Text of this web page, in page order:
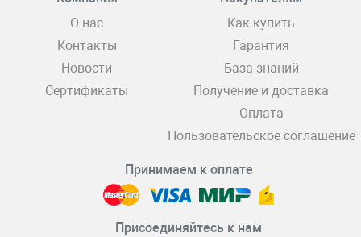
О нас
Контакты
Новости
Сертификаты
Как купить
Гарантия
База знаний
Получение и доставка
Оплата
Пользовательское соглашение
Принимаем к оплате
Присоединяйтесь к нам